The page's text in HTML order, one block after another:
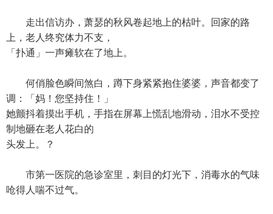
走出信访办，萧瑟的秋风卷起地上的枯叶。回家的路
上，老人终究体力不支，
「扑通」一声瘫软在了地上。
何俏脸色瞬间煞白，蹲下身紧紧抱住婆婆，声音都变了
调：「妈！您坚持住！」
她颤抖着摸出手机，手指在屏幕上慌乱地滑动，泪水不受控
制地砸在老人花白的
头发上。？
市第一医院的急诊室里，刺目的灯光下，消毒水的气味
呛得人喘不过气。